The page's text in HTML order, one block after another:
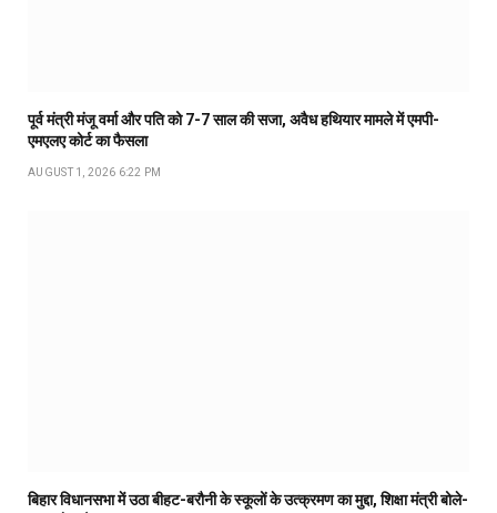
पूर्व मंत्री मंजू वर्मा और पति को 7-7 साल की सजा, अवैध हथियार मामले में एमपी-
एमएलए कोर्ट का फैसला
AUGUST 1, 2026 6:22 PM
बिहार विधानसभा में उठा बीहट-बरौनी के स्कूलों के उत्क्रमण का मुद्दा, शिक्षा मंत्री बोले-